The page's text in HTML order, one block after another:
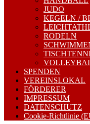
JUDO
KEGELN /
RODELN
SPENDEN
VEREINSLOKAL
FÖRDERER
IMPRESSUM
DATENSCHUTZ
Cookie-Richtlinie